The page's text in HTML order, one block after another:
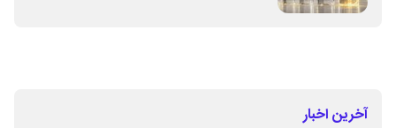
آخرین اخبار